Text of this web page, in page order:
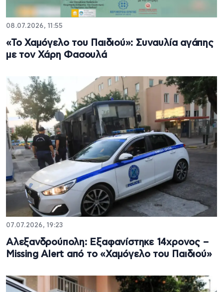
08.07.2026, 11:55
«Το Χαμόγελο του Παιδιού»: Συναυλία αγάπης
με τον Χάρη Φασουλά
07.07.2026, 19:23
Αλεξανδρούπολη: Εξαφανίστηκε 14χρονος –
Missing Alert από το «Χαμόγελο του Παιδιού»